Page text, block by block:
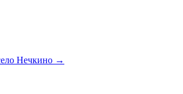
Нечкино →